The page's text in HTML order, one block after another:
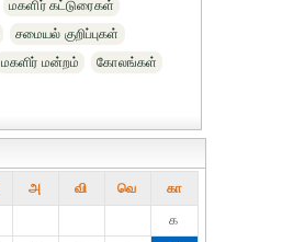
மகளிர் கட்டுரைகள்
சமையல் குறிப்புகள்
மகளிர் மன்றம்
கோலங்கள்
அ வி வெ கா
௧